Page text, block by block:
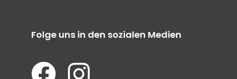
Folge uns in den sozialen Medien